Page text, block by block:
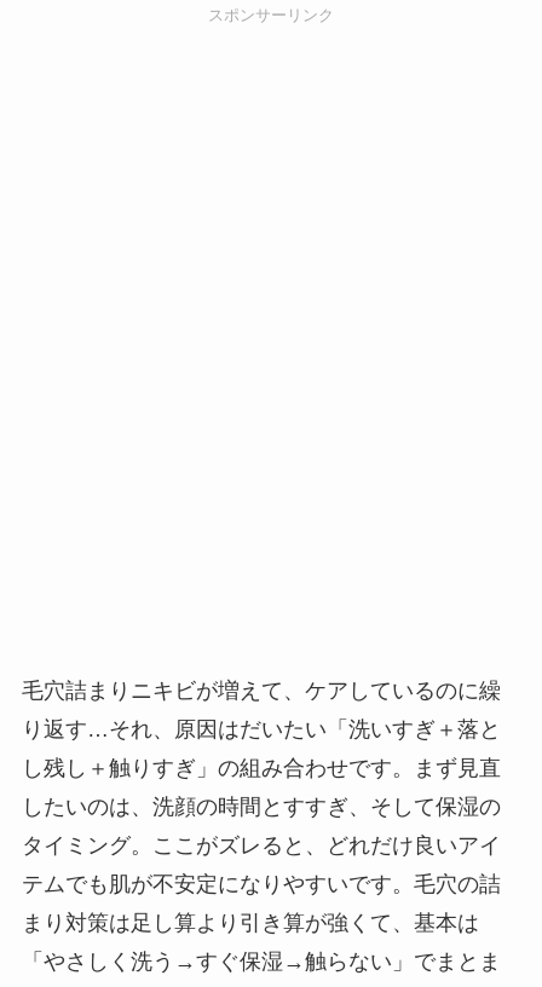
スポンサーリンク
毛穴詰まりニキビが増えて、ケアしているのに繰
り返す…それ、原因はだいたい「洗いすぎ＋落と
し残し＋触りすぎ」の組み合わせです。まず見直
したいのは、洗顔の時間とすすぎ、そして保湿の
タイミング。ここがズレると、どれだけ良いアイ
テムでも肌が不安定になりやすいです。毛穴の詰
まり対策は足し算より引き算が強くて、基本は
「やさしく洗う→すぐ保湿→触らない」でまとま